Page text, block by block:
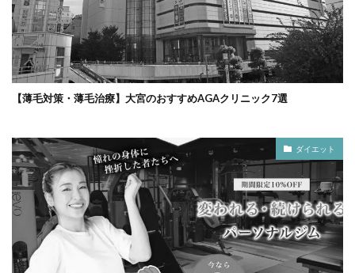
【薄毛対策・薄毛治療】大宮のおすすめAGAクリニック7選
ダイエット